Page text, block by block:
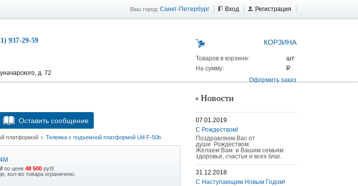
Ваш город: Санкт-Петербург Вход Регистрация
937-29-59
д. 72
КОРЗИНА
Товаров в корзине:
На сумму:
Оформить заказ
Оставить сообщение
платформой Тележка с подъемной платформой LM F-50b
по цене 48 500 руб!
кол-во товара ограничено.
Новости
07.01.2019
С Рождеством!
Поздравляем Вас от
души Рождеством.
Желаем Вам и Вашим семьям
здоровья, счастья и всех благ.
31.12.2018
С Наступающим Новым Годом!